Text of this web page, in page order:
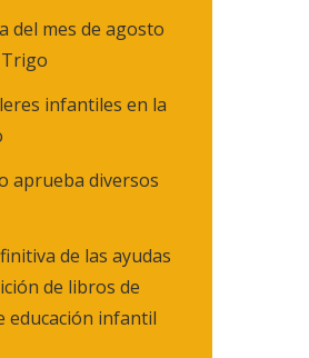
del mes de agosto
infantiles en la
aprueba diversos
de las ayudas
de libros de
educación infantil